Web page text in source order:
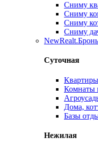
Сниму
Сниму
Сниму
Сниму
NewRealt.Бронь
Суточная
Комнаты
Дома,
Базы
Нежилая